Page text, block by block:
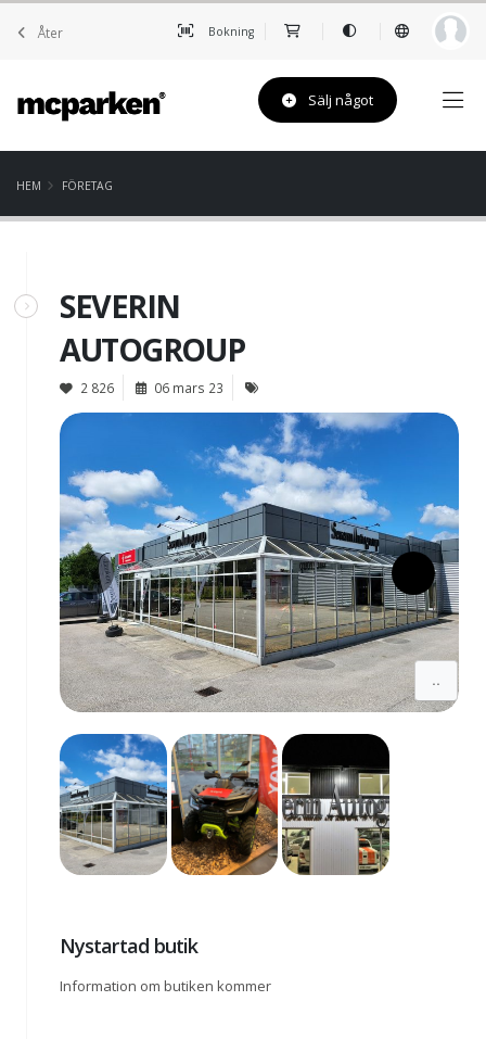
Åter Bokning
Sälj något
HEM FÖRETAG
SEVERIN
AUTOGROUP
2 826 06 mars 23
..
Nystartad butik
Information om butiken kommer